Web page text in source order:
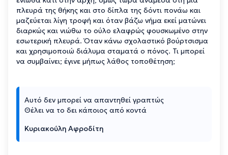
πλευρά της θήκης και στο δίπλα της δόντι πονάω και
μαζεύεται λίγη τροφή και όταν βάζω νήμα εκεί ματώνει
διαρκώς και νιώθω το ούλο ελαφρώς φουσκωμένο στην
εσωτερική πλευρά. Όταν κάνω σχολαστικό βούρτσισμα
και χρησιμοποιώ διάλυμα σταματά ο πόνος. Τι μπορεί
να συμβαίνει; έγινε μήπως λάθος τοποθέτηση;
Αυτό δεν μπορεί να απαντηθεί γραπτώς
Θέλει να το δει κάποιος από κοντά
Κυριακούλη Αφροδίτη